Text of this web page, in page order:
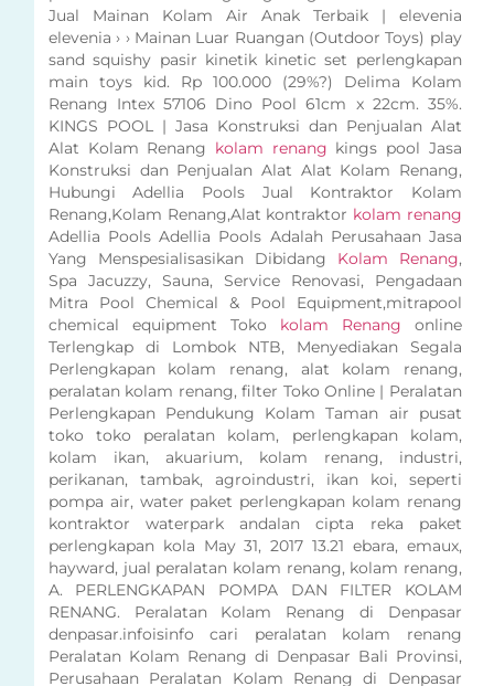
Jual Mainan Kolam Air Anak Terbaik | elevenia
elevenia › › Mainan Luar Ruangan (Outdoor Toys) play
sand squishy pasir kinetik kinetic set perlengkapan
main toys kid. Rp 100.000 (29%?) Delima Kolam
Renang Intex 57106 Dino Pool 61cm x 22cm. 35%.
KINGS POOL | Jasa Konstruksi dan Penjualan Alat
Alat Kolam Renang kolam renang kings pool Jasa
Konstruksi dan Penjualan Alat Alat Kolam Renang,
Hubungi Adellia Pools Jual Kontraktor Kolam
Renang,Kolam Renang,Alat kontraktor kolam renang
Adellia Pools Adellia Pools Adalah Perusahaan Jasa
Yang Menspesialisasikan Dibidang Kolam Renang,
Spa Jacuzzy, Sauna, Service Renovasi, Pengadaan
Mitra Pool Chemical & Pool Equipment,mitrapool
chemical equipment Toko kolam Renang online
Terlengkap di Lombok NTB, Menyediakan Segala
Perlengkapan kolam renang, alat kolam renang,
peralatan kolam renang, filter Toko Online | Peralatan
Perlengkapan Pendukung Kolam Taman air pusat
toko toko peralatan kolam, perlengkapan kolam,
kolam ikan, akuarium, kolam renang, industri,
perikanan, tambak, agroindustri, ikan koi, seperti
pompa air, water paket perlengkapan kolam renang
kontraktor waterpark andalan cipta reka paket
perlengkapan kola May 31, 2017 13.21 ebara, emaux,
hayward, jual peralatan kolam renang, kolam renang,
A. PERLENGKAPAN POMPA DAN FILTER KOLAM
RENANG. Peralatan Kolam Renang di Denpasar
denpasar.infoisinfo cari peralatan kolam renang
Peralatan Kolam Renang di Denpasar Bali Provinsi,
Perusahaan Peralatan Kolam Renang di Denpasar